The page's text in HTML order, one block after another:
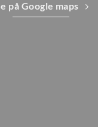
på Google maps